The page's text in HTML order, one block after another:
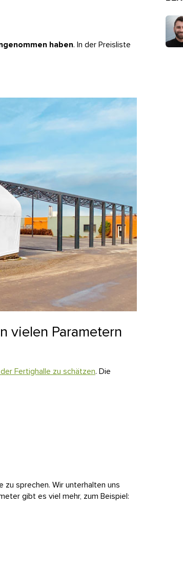
haben. In der Preisliste
vielen Parametern
Fertighalle zu schätzen. Die
sprechen. Wir unterhalten uns
gibt es viel mehr, zum Beispiel: